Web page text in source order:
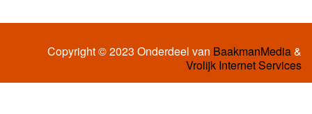
Copyright © 2023 Onderdeel van BaakmanMedia&
Vrolijk Internet Services